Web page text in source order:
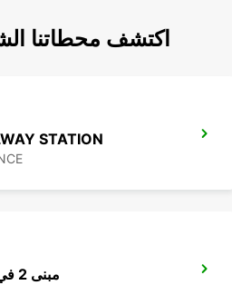
اكتشف محطاتنا
STATION
مبنى 2 في مطار نيس